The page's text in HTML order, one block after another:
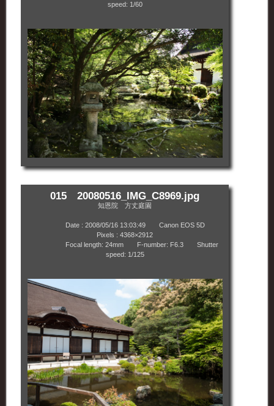
speed: 1/60
015 20080516_IMG_C8969.jpg
知恩院 方丈庭園
Date : 2008/05/16 13:03:49 Canon EOS 5D
Pixels : 4368×2912
Focal length: 24mm F-number: F6.3 Shutter
speed: 1/125